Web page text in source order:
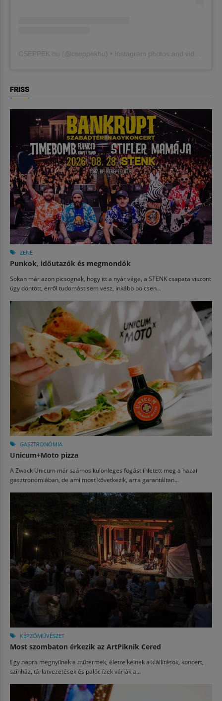
CSEPPEK.hu (@cseppekhu ) • Instagram photos and videos
FRISS
ZENE
Punkok, időutazók és megmondók
Sokan már azon picsognak, hogy itt a nyár vége, a STENK csapata viszont
úgy döntött, erről tudomást sem vesz, inkább bölcsen...
GASZTRONÓMIA
Unicum+Moto pizza
A Zwack Unicum már számos különleges fogást ihletett meg a hazai
gasztronómiában, de ami most következik, arra garantáltan...
KÉPZŐMŰVÉSZET
Most szombaton érkezik az ArtPiknik Cered
Egy napra megnyílnak a műtermek, életre kelnek a kiállítások, koncert,
színház, tárlatvezetések és palóc ízek várják a...